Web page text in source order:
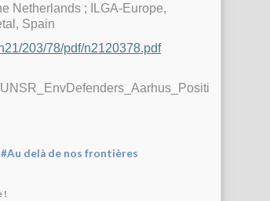
Netherlands ; ILGA-Europe,
Spain
203/78/pdf/n2120378.pdf
#Au delà de nos frontières
!